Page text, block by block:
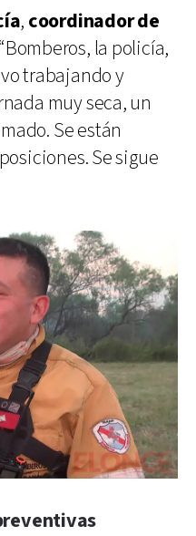
, coordinador de
la policía,
trabajando y
muy seca, un
Se están
Se sigue